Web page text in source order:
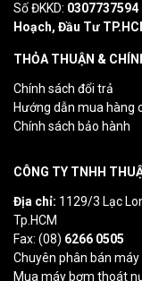
Số ĐKKD: 0307737594
Hoạch, Đầu Tư
THỎA THUẬN &
Chính sách đổi trả
Hướng dẫn mua hàng
Chính sách bảo hành
CÔNG TY TNHH
Địa chỉ: 1129/3 Lạc
Tp.HCM
Fax: (08) 6266 0505
Chuyên phân bán
Mua máy bơm thoát